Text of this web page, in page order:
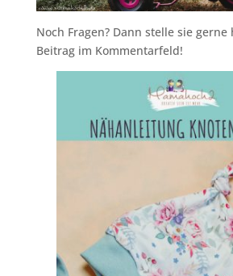
Noch Fragen? Dann stelle sie
Beitrag im Kommentarfeld!